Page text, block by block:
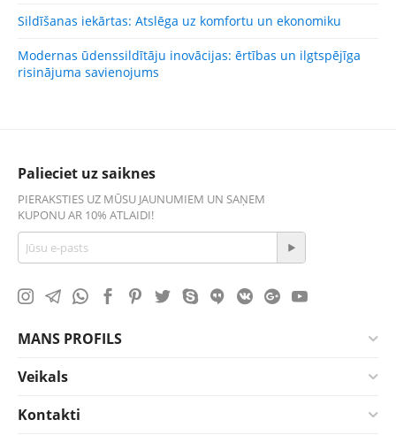
Sildīšanas iekārtas: Atslēga uz komfortu un ekonomiku
Modernas ūdenssildītāju inovācijas: ērtības un ilgtspējīga
risinājuma savienojums
Palieciet uz saiknes
PIERAKSTIES UZ MŪSU JAUNUMIEM UN SAŅEM
KUPONU AR 10% ATLAIDI!
MANS PROFILS
Veikals
Kontakti